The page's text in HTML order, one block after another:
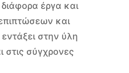
έργα και
και
στην ύλη
στις σύγχρονες